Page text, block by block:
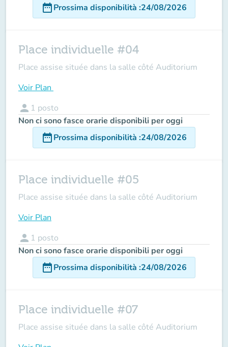
date_rangeProssima disponibilità :24/08/2026
Place individuelle #04
Place assise située dans la salle côté Auditorium
Voir Plan
person 1 posto
Non ci sono fasce orarie disponibili per oggi
date_rangeProssima disponibilità :24/08/2026
Place individuelle #05
Place assise située dans la salle côté Auditorium
Voir Plan
person 1 posto
Non ci sono fasce orarie disponibili per oggi
date_rangeProssima disponibilità :24/08/2026
Place individuelle #07
Place assise située dans la salle côté Auditorium